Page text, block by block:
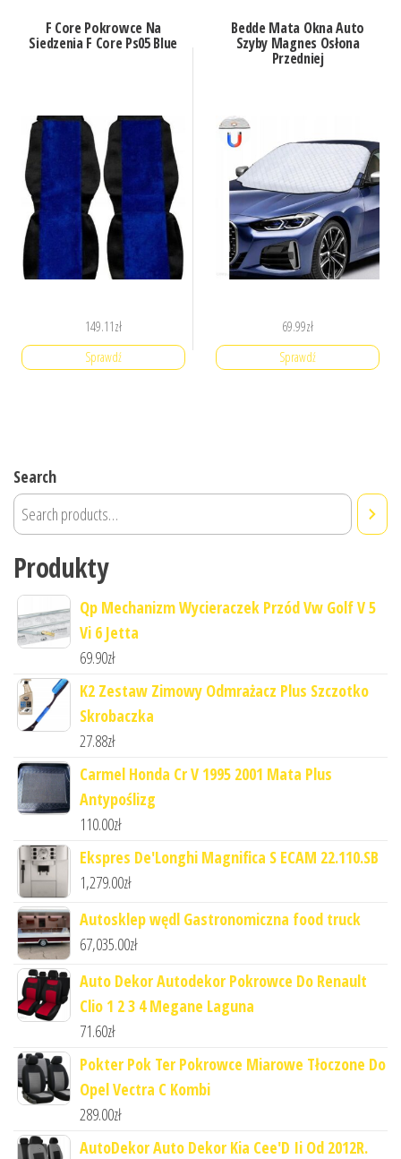
F Core Pokrowce Na
Siedzenia F Core Ps05 Blue
149.11zł
Sprawdź
Bedde Mata Okna Auto
Szyby Magnes Osłona
Przedniej
69.99zł
Sprawdź
Search
Produkty
Qp Mechanizm Wycieraczek Przód Vw Golf V 5
Vi 6 Jetta
69.90zł
K2 Zestaw Zimowy Odmrażacz Plus Szczotko
Skrobaczka
27.88zł
Carmel Honda Cr V 1995 2001 Mata Plus
Antypoślizg
110.00zł
Ekspres De'Longhi Magnifica S ECAM 22.110.SB
1,279.00zł
Autosklep wędl Gastronomiczna food truck
67,035.00zł
Auto Dekor Autodekor Pokrowce Do Renault
Clio 1 2 3 4 Megane Laguna
71.60zł
Pokter Pok Ter Pokrowce Miarowe Tłoczone Do
Opel Vectra C Kombi
289.00zł
AutoDekor Auto Dekor Kia Cee'D Ii Od 2012R.